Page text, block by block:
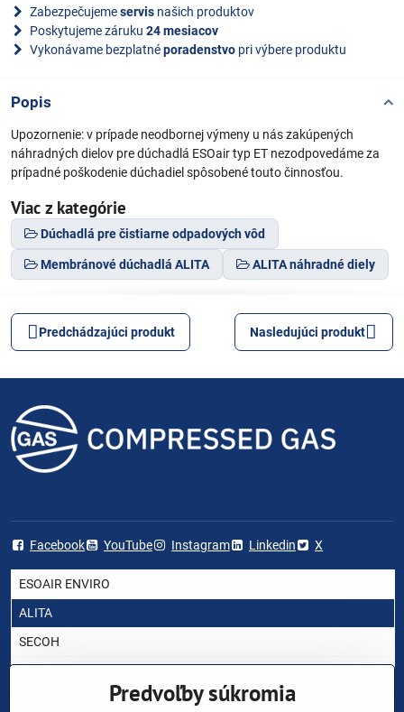
Zabezpečujemeservis našich produktov
Poskytujeme záruku 24 mesiacov
Vykonávame bezplatnéporadenstvo pri výbere produktu
Popis
Upozornenie: v prípade neodbornej výmeny u nás zakúpených
náhradných dielov pre dúchadlá ESOair typ ET nezodpovedáme za
prípadné poškodenie dúchadiel spôsobené touto činnosťou.
Viac z kategórie
Dúchadlá pre čistiarne odpadových vôd
Membránové dúchadlá ALITA ALITA náhradné diely
Predchádzajúci produkt Nasledujúci produkt
Facebook YouTube Instagram Linkedin X
ESOAIR ENVIRO
ALITA
SECOH
Predvoľby súkromia